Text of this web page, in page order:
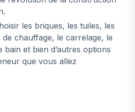
les briques, les tuiles, les
de chauffage, le carrelage, le
bain et bien d’autres options
que vous allez